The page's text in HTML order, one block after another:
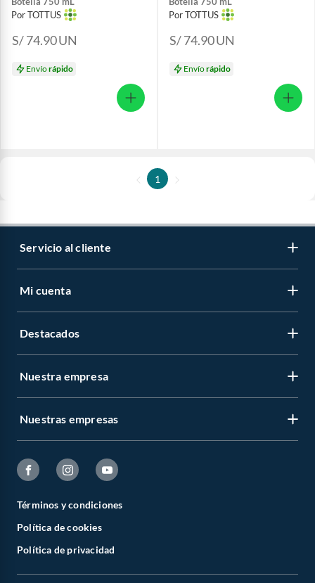
Por TOTTUS
S/ 74.90UN
Envíorápido
Por TOTTUS
S/ 74.90UN
Envíorápido
1
Servicio al cliente
Mi cuenta
Destacados
Nuestra empresa
Nuestras empresas
Términos y condiciones
Política de cookies
Política de privacidad